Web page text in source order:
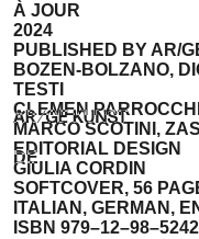
DE
À JOUR
2024
PUBLISHED BY AR/
BOZEN-BOLZANO,
TESTI
CLEMEN
MARCO SCOTINI,
EDITORIAL DESIGN
GIULIA CORDIN
SOFTCOVER, 56
ITALIAN, GERMAN,
ISBN